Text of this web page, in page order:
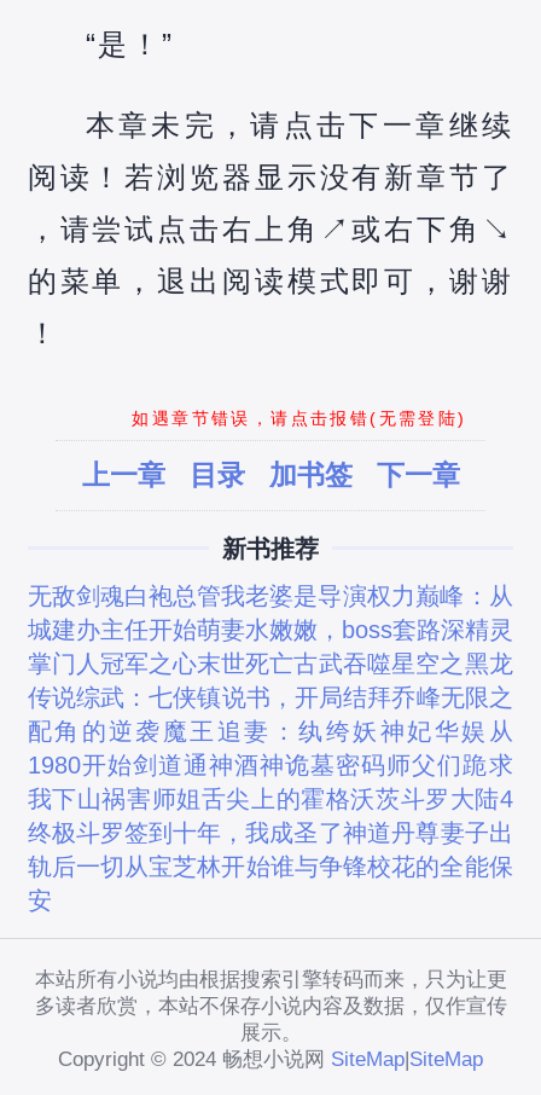
“是！”
本章未完，请点击下一章继续
阅读！若浏览器显示没有新章节了
，请尝试点击右上角↗️或右下角↘️
的菜单，退出阅读模式即可，谢谢
！
如遇章节错误，请点击报错(无需登陆)
上一章 目录 加书签 下一章
新书推荐
无敌剑魂白袍总管我老婆是导演权力巅峰：从
城建办主任开始萌妻水嫩嫩，boss套路深精灵
掌门人 冠军之心末世死亡古武吞噬星空之黑龙
传说综武：七侠镇说书，开局结拜乔峰无限之
配角的逆袭 魔王追妻：纨绔妖神妃华娱从
1980开始剑道通神酒神诡墓密码师父们跪求
我下山祸害师姐舌尖上的霍格沃茨斗罗大陆4
终极斗罗签到十年，我成圣了神道丹尊妻子出
轨后一切从宝芝林开始谁与争锋校花的全能保
安
本站所有小说均由根据搜索引擎转码而来，只为让更
多读者欣赏，本站不保存小说内容及数据，仅作宣传
展示。
Copyright © 2024 畅想小说网 SiteMap|SiteMap